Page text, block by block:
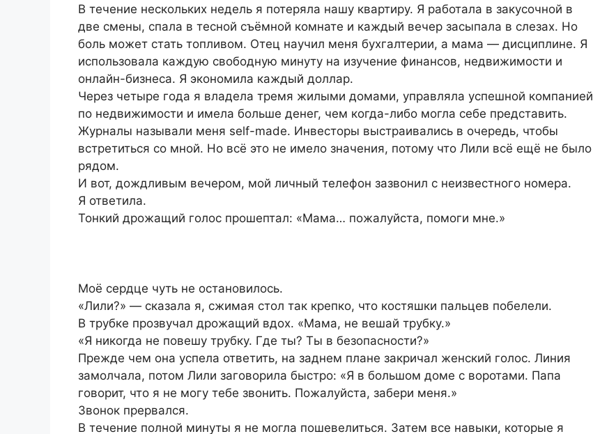
В течение нескольких недель я потеряла нашу квартиру. Я работала в закусочной в
две смены, спала в тесной съёмной комнате и каждый вечер засыпала в слезах. Но
боль может стать топливом. Отец научил меня бухгалтерии, а мама — дисциплине. Я
использовала каждую свободную минуту на изучение финансов, недвижимости и
онлайн-бизнеса. Я экономила каждый доллар.
Через четыре года я владела тремя жилыми домами, управляла успешной компанией
по недвижимости и имела больше денег, чем когда-либо могла себе представить.
Журналы называли меня self-made. Инвесторы выстраивались в очередь, чтобы
встретиться со мной. Но всё это не имело значения, потому что Лили всё ещё не было
рядом.
И вот, дождливым вечером, мой личный телефон зазвонил с неизвестного номера.
Я ответила.
Тонкий дрожащий голос прошептал: «Мама… пожалуйста, помоги мне.»
Моё сердце чуть не остановилось.
«Лили?» — сказала я, сжимая стол так крепко, что костяшки пальцев побелели.
В трубке прозвучал дрожащий вдох. «Мама, не вешай трубку.»
«Я никогда не повешу трубку. Где ты? Ты в безопасности?»
Прежде чем она успела ответить, на заднем плане закричал женский голос. Линия
замолчала, потом Лили заговорила быстро: «Я в большом доме с воротами. Папа
говорит, что я не могу тебе звонить. Пожалуйста, забери меня.»
Звонок прервался.
В течение полной минуты я не могла пошевелиться. Затем все навыки, которые я